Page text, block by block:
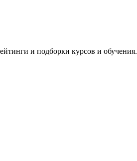
и подборки курсов и обучения.